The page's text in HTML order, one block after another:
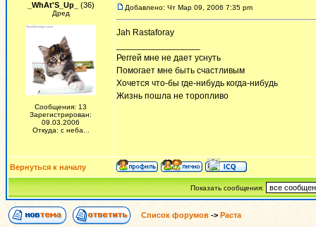
_WhAt'S_Up_
(36)
Дред
Сообщения: 13
Зарегистрирован:
09.03.2006
Откуда: с неба...
Добавлено: Чт Мар 09, 2006 7:35 pm
Jah Rastaforay
Реггей мне не дает уснуть
Помогает мне быть счастливым
Хочется что-бы где-нибудь когда-нибудь
Жизнь пошла не торопливо
Вернуться к началу
Показать сообщения:
Список форумов -> Раста